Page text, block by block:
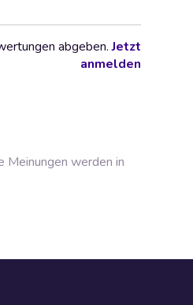
abgeben.Jetzt
anmelden
Meinungen werden in